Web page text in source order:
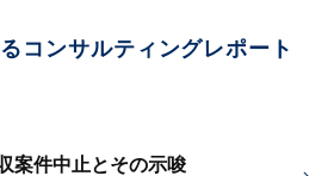
コンサルティングレポート
案件中止とその示唆